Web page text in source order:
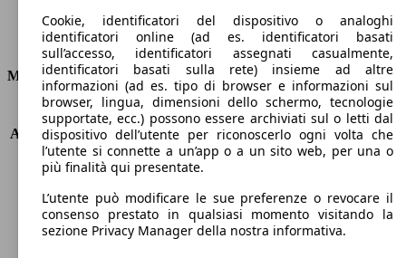
Consumi
Motore e Prestazioni
KW (PS)
75 kW (102 PS)
Accelerazione (0-100 km/h)
12.7s
Velocità massima (km/h)
170 km/h
Numero di marce
5
Coppia
156 nm
Cilindrata
1598 ccm
Carburante
Benzina
Cookie, identificatori del dispositivo o analoghi
identificatori online (ad es. identificatori basati
sull’accesso, identificatori assegnati casualmente,
identificatori basati sulla rete) insieme ad altre
informazioni (ad es. tipo di browser e informazioni sul
browser, lingua, dimensioni dello schermo, tecnologie
supportate, ecc.) possono essere archiviati sul o letti dal
dispositivo dell’utente per riconoscerlo ogni volta che
l’utente si connette a un’app o a un sito web, per una o
più finalità qui presentate.
L’utente può modificare le sue preferenze o revocare il
consenso prestato in qualsiasi momento visitando la
sezione Privacy Manager della nostra informativa.